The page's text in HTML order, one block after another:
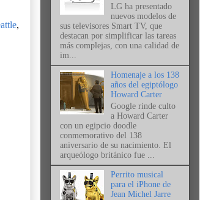
,
LG ha presentado
nuevos modelos de
sus televisores Smart TV, que
destacan por simplificar las tareas
más complejas, con una calidad de
im...
Homenaje a los 138
años del egiptólogo
Howard Carter
Google rinde culto
a Howard Carter
con un egipcio doodle
conmemorativo del 138
aniversario de su nacimiento. El
arqueólogo británico fue ...
Perrito musical
para el iPhone de
Jean Michel Jarre